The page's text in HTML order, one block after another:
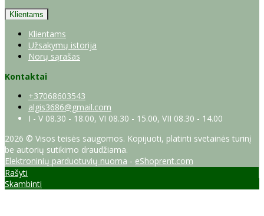
Klientams
Klientams
Užsakymų istorija
Norų sąrašas
Kontaktai
+37068603543
algis3686@gmail.com
I - V 08.30 - 18.00, VI 08.30 - 15.00, VII 08.30 - 14.00
2026 © Visos teisės saugomos. Kopijuoti, platinti svetainės turinį
be autorių sutikimo draudžiama.
Elektroninių parduotuvių nuoma - eShoprent.com
Rašyti
Skambinti